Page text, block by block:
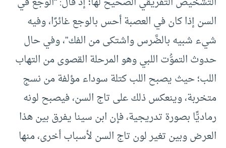
السن إذا كان في العصبة أحس بالوجع غائرًا، وفيه
شيء شبيه بالضَّرس واشتكى من الفك”، وفي حال
حدوث التموُّت اللبي وهو المرحلة القصوى من التهاب
اللب؛ حيث يصبح اللب كتلة سوداء مؤلفة من نسج
متخربة، وينعكس ذلك على تاج السن، فيصبح لونه
رماديًّا بصورة تدريجية، فإن ابن سينا يفرق بين هذا
العرض وبين تغير لون تاج السن لأسباب أخرى، منها